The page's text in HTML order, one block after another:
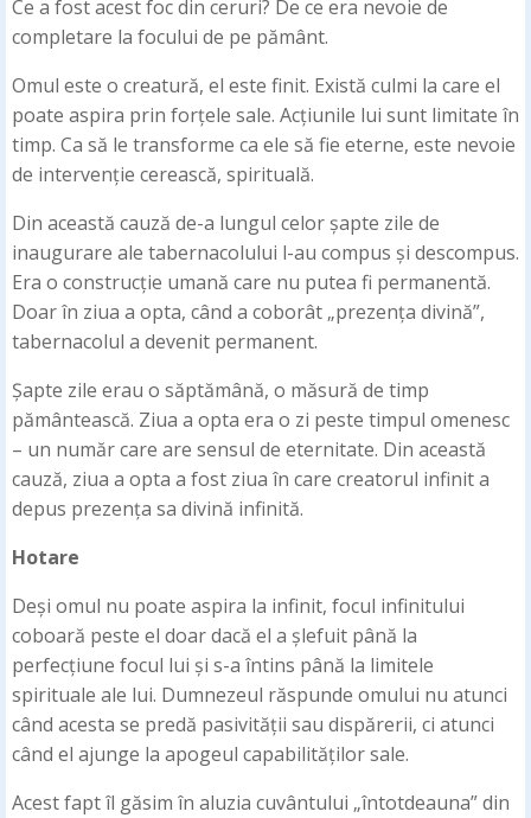
Ce a fost acest foc din ceruri? De ce era nevoie de
completare la focului de pe pământ.
Omul este o creatură, el este finit. Există culmi la care el
poate aspira prin forțele sale. Acțiunile lui sunt limitate în
timp. Ca să le transforme ca ele să fie eterne, este nevoie
de intervenție cerească, spirituală.
Din această cauză de-a lungul celor șapte zile de
inaugurare ale tabernacolului l-au compus și descompus.
Era o construcție umană care nu putea fi permanentă.
Doar în ziua a opta, când a coborât „prezența divină”,
tabernacolul a devenit permanent.
Șapte zile erau o săptămână, o măsură de timp
pământească. Ziua a opta era o zi peste timpul omenesc
– un număr care are sensul de eternitate. Din această
cauză, ziua a opta a fost ziua în care creatorul infinit a
depus prezența sa divină infinită.
Hotare
Deși omul nu poate aspira la infinit, focul infinitului
coboară peste el doar dacă el a șlefuit până la
perfecțiune focul lui și s-a întins până la limitele
spirituale ale lui. Dumnezeul răspunde omului nu atunci
când acesta se predă pasivității sau dispărerii, ci atunci
când el ajunge la apogeul capabilităților sale.
Acest fapt îl găsim în aluzia cuvântului „întotdeauna” din